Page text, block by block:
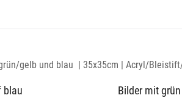
gelb und blau | 35x35cm | Acryl/
blau Bilder mit